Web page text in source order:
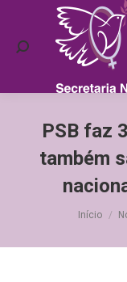
Search:
PSB faz
também
Você
Início